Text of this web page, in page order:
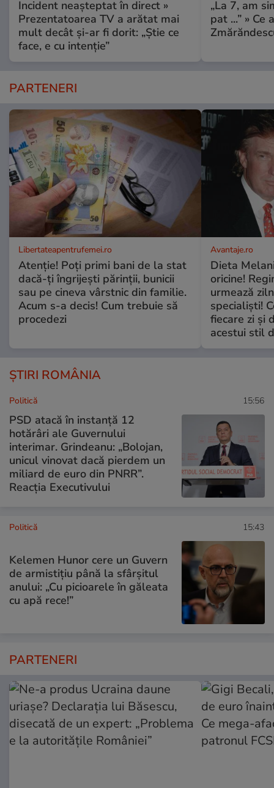
Incident neașteptat în direct »
Prezentatoarea TV a arătat mai
mult decât și-ar fi dorit: „Știe ce
face, e cu intenție”
„La 7, am
pat ...” »
PARTENERI
Libertateapentrufemei.ro
Atenție! Poți primi bani de la stat
dacă-ți îngrijești părinții, bunicii
sau pe cineva vârstnic din familie.
Acum s-a decis! Cum trebuie să
procedezi
Avantaje.ro
Dieta
oricine!
urmează
specialiști!
fiecare zi și
acestui stil
ȘTIRI ROMÂNIA
Politică 15:56
PSD atacă în instanță 12
hotărâri ale Guvernului
interimar. Grindeanu: „Bolojan,
unicul vinovat dacă pierdem un
miliard de euro din PNRR”.
Reacția Executivului
Politică 15:43
Kelemen Hunor cere un Guvern
de armistițiu până la sfârșitul
anului: „Cu picioarele în găleata
cu apă rece!”
PARTENERI